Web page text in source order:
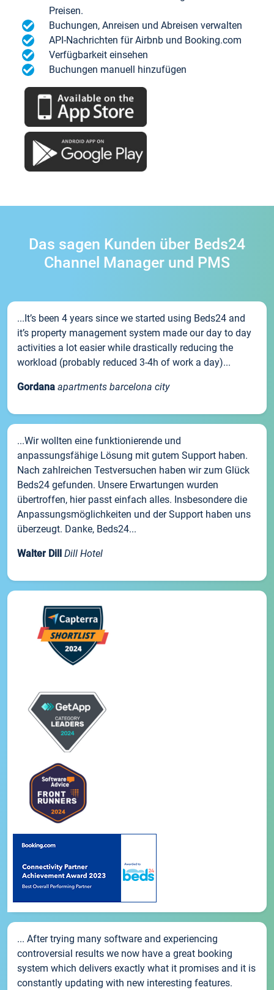
Preisen.
Buchungen, Anreisen und Abreisen verwalten
API-Nachrichten für Airbnb und Booking.com
Verfügbarkeit einsehen
Buchungen manuell hinzufügen
Das sagen Kunden über Beds24
Channel Manager und PMS
...It’s been 4 years since we started using Beds24 and
it’s property management system made our day to day
activities a lot easier while drastically reducing the
workload (probably reduced 3-4h of work a day)...
Gordana apartments barcelona city
...Wir wollten eine funktionierende und
anpassungsfähige Lösung mit gutem Support haben.
Nach zahlreichen Testversuchen haben wir zum Glück
Beds24 gefunden. Unsere Erwartungen wurden
übertroffen, hier passt einfach alles. Insbesondere die
Anpassungsmöglichkeiten und der Support haben uns
überzeugt. Danke, Beds24...
Walter Dill Dill Hotel
... After trying many software and experiencing
controversial results we now have a great booking
system which delivers exactly what it promises and it is
constantly updating with new interesting features.